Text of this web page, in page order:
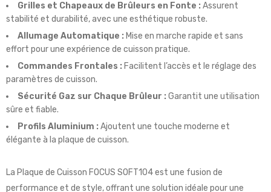
Grilles et Chapeaux de Brûleurs en Fonte : Assurent
stabilité et durabilité, avec une esthétique robuste.
Allumage Automatique : Mise en marche rapide et sans
effort pour une expérience de cuisson pratique.
Commandes Frontales : Facilitent l’accès et le réglage des
paramètres de cuisson.
Sécurité Gaz sur Chaque Brûleur : Garantit une utilisation
sûre et fiable.
Profils Aluminium : Ajoutent une touche moderne et
élégante à la plaque de cuisson.
La Plaque de Cuisson FOCUS SOFT104 est une fusion de
performance et de style, offrant une solution idéale pour une